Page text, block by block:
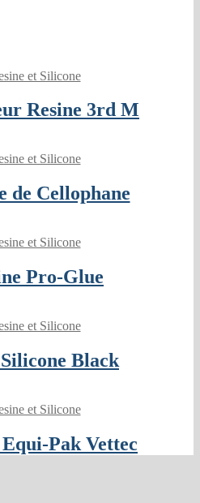
et Silicone
Resine 3rd M
et Silicone
de Cellophane
et Silicone
Pro-Glue
et Silicone
Black
et Silicone
Pak Vettec